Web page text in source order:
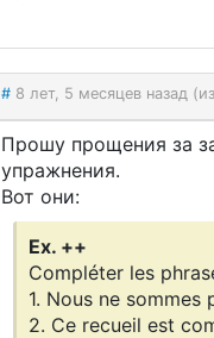
# 8 лет, 5 месяцев назад
Прошу прощения за
упражнения.
Вот они:
Ex. ++
Compléter les
1. Nous ne sommes
2. Ce recueil est